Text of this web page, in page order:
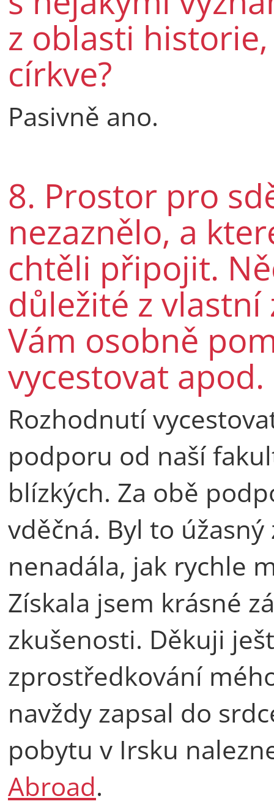
z oblasti
církve?
Pasivně ano.
8. Prostor pro
nezaznělo, a
chtěli připojit.
důležité z
Vám osobně
vycestovat apod.
Rozhodnutí
podporu od naší
blízkých. Za obě
vděčná. Byl to
nenadála, jak rychle
Získala jsem krásné
zkušenosti. Děkuji
zprostředkování
navždy zapsal do
pobytu v Irsku
Abroad.